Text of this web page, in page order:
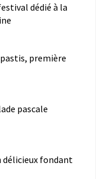
dédié à la
première
pascale
délicieux fondant